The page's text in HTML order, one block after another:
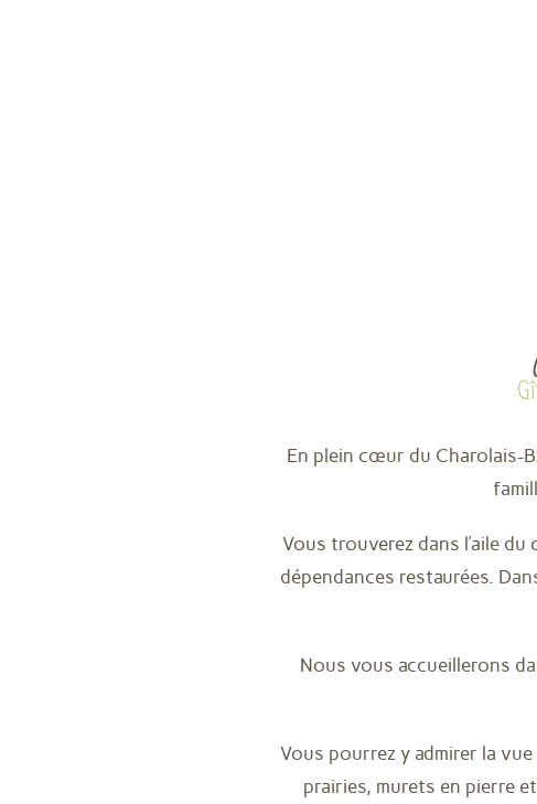
En plein cœur du Charolais-
Vous trouverez dans l’aile
dépendances restaurées.
Nous vous accueillerons
Vous pourrez y admirer la
prairies, murets en pierre